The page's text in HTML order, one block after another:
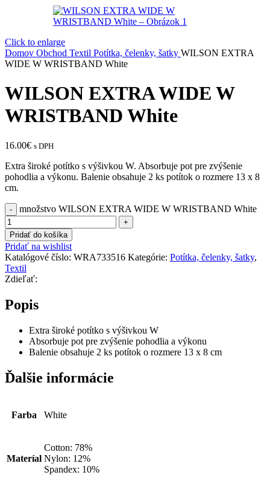
Click to enlarge
Domov Obchod Textil Potítka, čelenky, šatky WILSON EXTRA
WIDE W WRISTBAND White
WILSON EXTRA WIDE W
WRISTBAND White
16.00€ s DPH
Extra široké potítko s výšivkou W. Absorbuje pot pre zvýšenie
pohodlia a výkonu. Balenie obsahuje 2 ks potítok o rozmere 13 x 8
cm.
množstvo WILSON EXTRA WIDE W WRISTBAND White
Pridať do košíka
Pridať na wishlist
Katalógové číslo: WRA733516 Kategórie: Potítka, čelenky, šatky,
Textil
Zdieľať:
Popis
Extra široké potítko s výšivkou W
Absorbuje pot pre zvýšenie pohodlia a výkonu
Balenie obsahuje 2 ks potítok o rozmere 13 x 8 cm
Ďalšie informácie
Farba White
Materíal
Cotton: 78%
Nylon: 12%
Spandex: 10%